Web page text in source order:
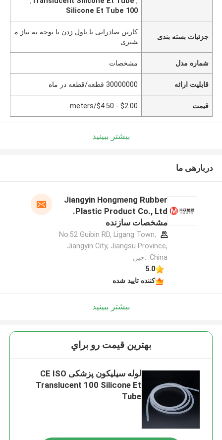
100 Silicone Et Tube
جزئیات بسته بندی
کارتن صادراتی یا تاول زدن با توجه به نیاز م
شتری
شماره مدل مشخصات
قابلیت ارائه 30000000 قطعه/قطعه در ماه
قیمت $2.00 - $4.50/meters
بیشتر ببینید
دربارهی ما
Jiangyin Hongmeng Rubber
Plastic Product Co., Ltd.
مشخصات سازنده
No.52 Guibin RD, Ligang Town,
Jiangyin City, Jiangsu Province,
China. ,چین
5.0
کننده تایید شده
بیشتر ببینید
بهترين قيمت رو براي
لوله سیلیکون پزشکی CE ISO
Translucent 100 Silicone Et
Tube